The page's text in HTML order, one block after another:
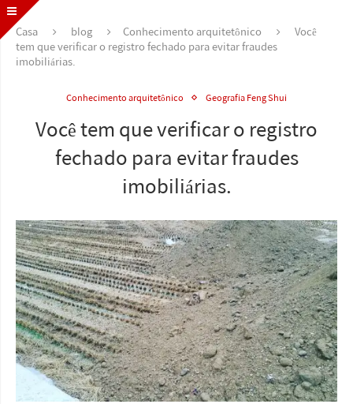
Casa blog Conhecimento arquitetônico
Você
tem que verificar o registro fechado para evitar fraudes
imobiliárias.
Conhecimento arquitetônico Geografia Feng Shui
Você tem que verificar o registro
fechado para evitar fraudes
imobiliárias.